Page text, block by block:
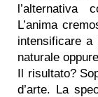
l’alternativa
L’anima
intensificare
naturale
Il risultato?
d’arte. La